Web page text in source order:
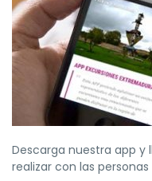
Descarga nuestra app y
realizar con las